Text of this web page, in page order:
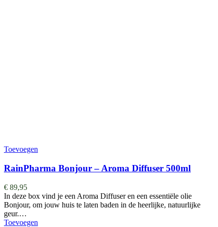
Toevoegen
RainPharma Bonjour – Aroma Diffuser 500ml
€ 89,95
In deze box vind je een Aroma Diffuser en een essentiële olie
Bonjour, om jouw huis te laten baden in de heerlijke, natuurlijke
geur.…
Toevoegen